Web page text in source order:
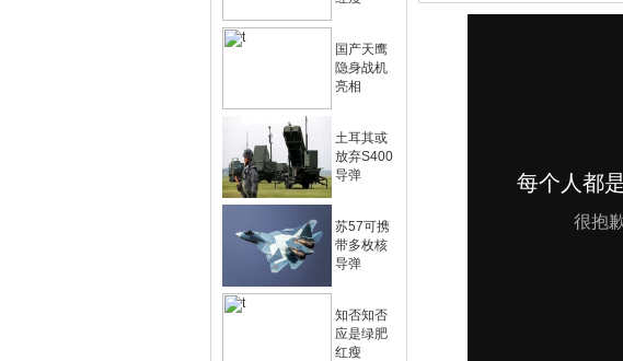
国产天鹰
隐身战机
亮相
土耳其或
放弃S400
导弹
苏57可携
带多枚核
导弹
知否知否
应是绿肥
红瘦